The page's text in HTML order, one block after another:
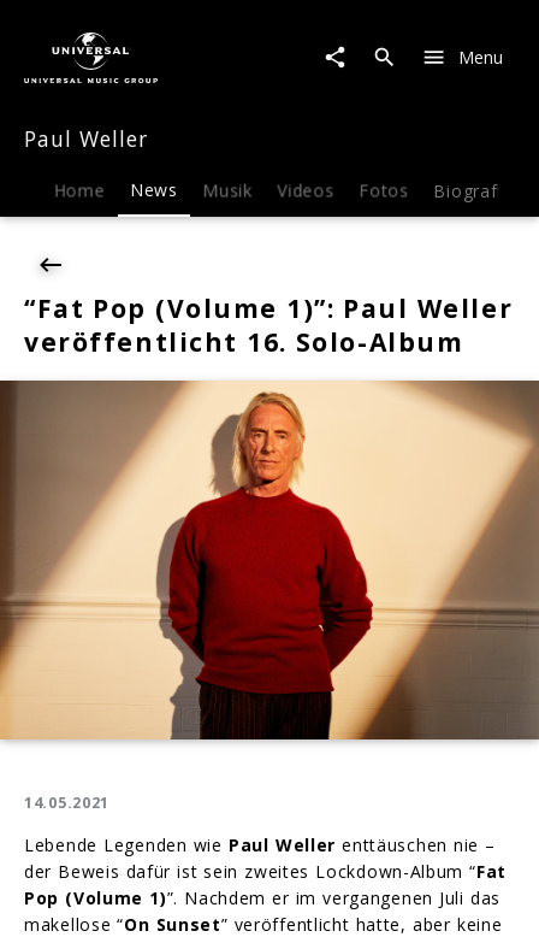
News
“Fat
(Volume
1)”:
Weller
Solo-
Menu
Paul Weller
Home News Musik Videos Fotos Biografie
“Fat Pop (Volume 1)”: Paul Weller
veröffentlicht 16. Solo-Album
14.05.2021
Lebende Legenden wie Paul Weller enttäuschen nie –
der Beweis dafür ist sein zweites Lockdown-Album “Fat
Pop (Volume 1)”. Nachdem er im vergangenen Juli das
makellose “On Sunset” veröffentlicht hatte, aber keine